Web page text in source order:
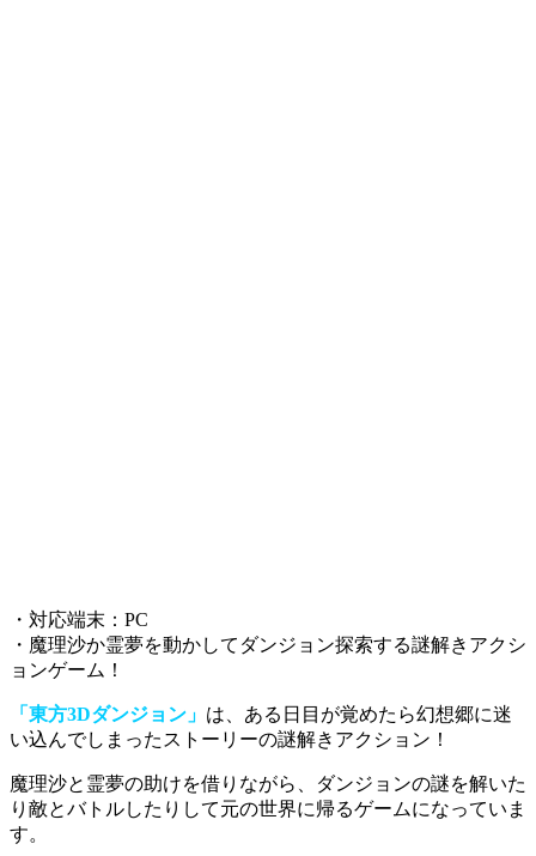
・対応端末：PC
・魔理沙か霊夢を動かしてダンジョン探索する謎解きアクシ
ョンゲーム！
「東方3Dダンジョン」 は、ある日目が覚めたら幻想郷に迷
い込んでしまったストーリーの謎解きアクション！
魔理沙と霊夢の助けを借りながら、ダンジョンの謎を解いた
り敵とバトルしたりして元の世界に帰るゲームになっていま
す。